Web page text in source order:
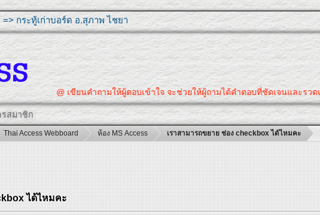
=> กระทู้เก่าบอร์ด อ.สุภาพ ไชยา
@ เขียนคำถามให้ผู้ตอบเข้าใจ จะช่วยให้ผู้ถามได้คำตอบที่ชัดเจนและรวดเ
สมาชิก
Thai Access Webboard ห้อง MS Access เราสามารถขยาย ช่อง checkbox ได้ไหมคะ
ได้ไหมคะ